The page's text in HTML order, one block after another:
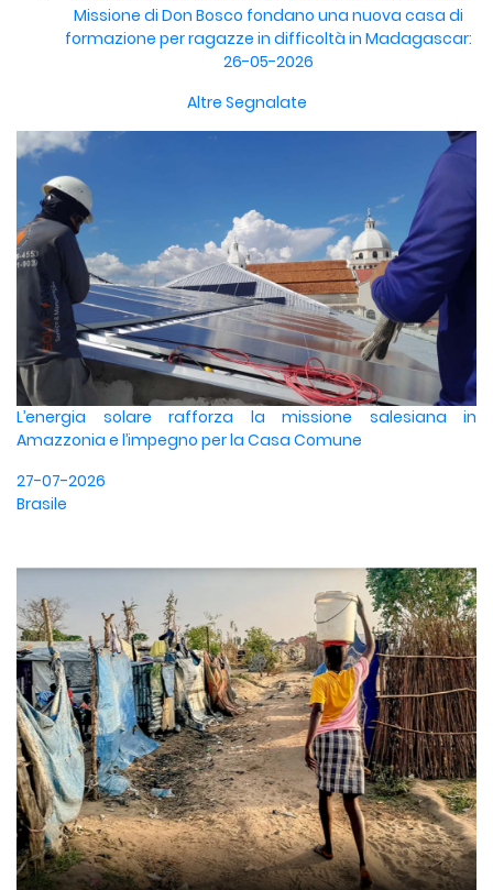
Missione di Don Bosco fondano una nuova casa di
formazione per ragazze in difficoltà in Madagascar:
26-05-2026
Altre Segnalate
L’energia solare rafforza la missione salesiana in
Amazzonia e l’impegno per la Casa Comune
27-07-2026
Brasile